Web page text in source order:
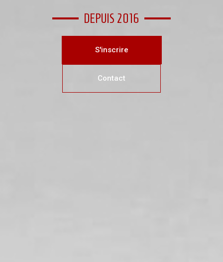
DEPUIS 2016
S'inscrire
Contact